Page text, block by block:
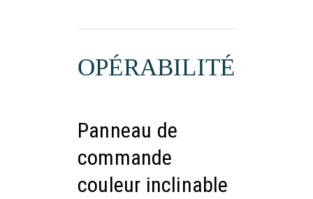
OPÉRABILITÉ
Panneau de
commande
couleur inclinable